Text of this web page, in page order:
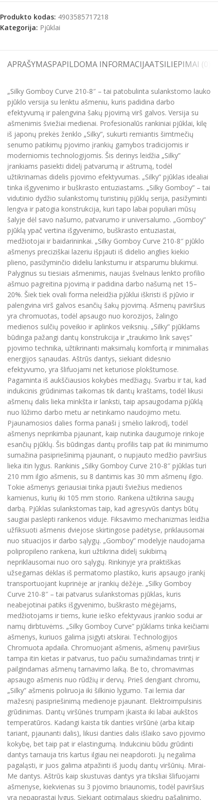
Produkto kodas: 4903585717218
Kategorija: Pjūklai
APRAŠYMASPAPILDOMA INFORMACIJAATSILIEPIMAI (0)
„Silky Gomboy Curve 210-8″ – tai patobulinta sulankstomo lauko
pjūklo versija su lenktu ašmeniu, kuris padidina darbo
efektyvumą ir palengvina šakų pjovimą virš galvos. Versija su
ašmenimis šviežiai medienai. Profesionalūs rankiniai pjūklai, kilę
iš japonų prekės ženklo „Silky”, sukurti remiantis šimtmečių
senumo patikimų pjovimo įrankių gamybos tradicijomis ir
moderniomis technologijomis. Šis derinys leidžia „Silky”
įrankiams pasiekti didelį patvarumą ir aštrumą, todėl
užtikrinamas didelis pjovimo efektyvumas. „Silky” pjūklas idealiai
tinka išgyvenimo ir buškrasto entuziastams. „Silky Gomboy” – tai
vidutinio dydžio sulankstomų turistinių pjūklų serija, pasižyminti
lengva ir patogia konstrukcija, kuri tapo labai populiari mūsų
šalyje dėl savo našumo, patvarumo ir universalumo. „Gomboy”
pjūklą ypač vertina išgyvenimo, buškrasto entuziastai,
medžiotojai ir baidarininkai. „Silky Gomboy Curve 210-8″ pjūklo
ašmenys preciziškai lazeriu išpjauti iš didelio anglies kiekio
plieno, pasižyminčio dideliu lankstumu ir atsparumu blukimui.
Palyginus su tiesiais ašmenimis, naujas švelnaus lenkto profilio
ašmuo pagreitina pjovimą ir padidina darbo našumą net 15–
20%. Šiek tiek ovali forma neleidžia pjūklui iškristi iš pjūvio ir
palengvina virš galvos esančių šakų pjovimą. Ašmenų paviršius
yra chromuotas, todėl apsaugo nuo korozijos, žalingo
medienos sulčių poveikio ir aplinkos veiksnių. „Silky” pjūklams
būdinga pažangi dantų konstrukcija ir „traukimo link savęs”
pjovimo technika, užtikrinanti maksimalų komfortą ir minimalias
energijos sąnaudas. Aštrūs dantys, siekiant didesnio
efektyvumo, yra šlifuojami net keturiose plokštumose.
Pagaminta iš aukščiausios kokybės medžiagų. Svarbu ir tai, kad
indukcinis grūdinimas taikomas tik dantų kraštams, todėl likusi
ašmenų dalis lieka minkšta ir lanksti, taip apsaugodama pjūklą
nuo lūžimo darbo metu ar netinkamo naudojimo metu.
Pjaunamosios dalies forma panaši į smėlio laikrodį, todėl
ašmenys neprikimba pjaunant, kaip nutinka daugumoje rinkoje
esančių pjūklų. Šis būdingas dantų profilis taip pat iki minimumo
sumažina pasipriešinimą pjaunant, o nupjauto medžio paviršius
lieka itin lygus. Rankinis „Silky Gomboy Curve 210-8″ pjūklas turi
210 mm ilgio ašmenis, su 8 dantimis kas 30 mm ašmenų ilgio.
Tokie ašmenys geriausiai tinka pjauti šviežius medienos
kamienus, kurių iki 105 mm storio. Rankena užtikrina saugų
darbą. Pjūklas sulankstomas taip, kad agresyvūs dantys būtų
saugiai paslėpti rankenos viduje. Fiksavimo mechanizmas leidžia
užfiksuoti ašmenis dviejose skirtingose padėtyse, priklausomai
nuo situacijos ir darbo sąlygų. „Gomboy” modelyje naudojama
polipropileno rankena, kuri užtikrina didelį sukibimą
nepriklausomai nuo oro sąlygų. Rinkinyje yra praktiškas
užsegamas dėklas iš permatomo plastiko, kuris apsaugo įrankį
transportuojant kuprinėje ar įrankių dėžėje. „Silky Gomboy
Curve 210-8″ – tai patvarus sulankstomas pjūklas, kuris
neabejotinai patiks išgyvenimo, buškrasto mėgėjams,
medžiotojams ir tiems, kurie ieško efektyvaus įrankio sodui ar
namų dirbtuvėms. „Silky Gomboy Curve” pjūklams tinka keičiami
ašmenys, kuriuos galima įsigyti atskirai. Technologijos
Chromuota apdaila. Chromuojant ašmenis, ašmenų paviršius
tampa itin kietas ir patvarus, tuo pačiu sumažindamas trintį ir
pailgindamas ašmenų tarnavimo laiką. Be to, chromavimas
apsaugo ašmenis nuo rūdžių ir dervų. Prieš dengiant chromu,
„Silky” ašmenis poliruoja iki šilkinio lygumo. Tai lemia dar
mažesnį pasipriešinimą medienoje pjaunant. Elektroimpulsinis
grūdinimas. Dantų viršūnės trumpam įkaista iki labai aukštos
temperatūros. Kadangi kaista tik danties viršūnė (arba kitaip
tariant, pjaunanti dalis), likusi danties dalis išlaiko savo pjovimo
kokybę, bet taip pat ir elastingumą. Indukciniu būdu grūdinti
dantys tarnauja tris kartus ilgiau nei neapdoroti. Jų negalima
pagaląsti, ir juos galima atpažinti iš juodų dantų viršūnių. Mirai-
Me dantys. Aštrūs kaip skustuvas dantys yra tiksliai šlifuojami
ašmenyse, kiekvienas su 3 pjovimo briaunomis, todėl paviršius
yra nepaprastai lygus. Siekiant optimalaus skiedrų pašalinimo,